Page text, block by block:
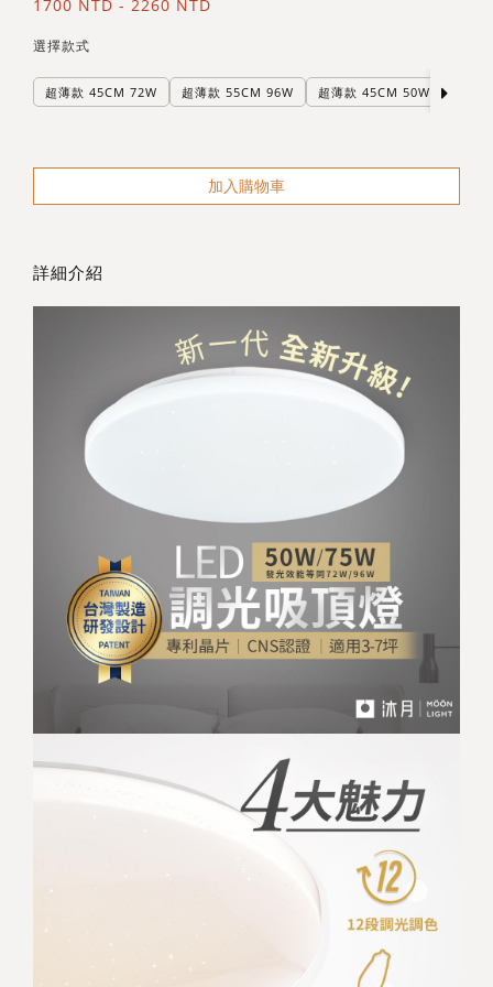
1700 NTD - 2260 NTD
選擇款式
超薄款 45CM 72W 超薄款 55CM 96W 超薄款 45CM 50W(2023新
加入購物車
詳細介紹